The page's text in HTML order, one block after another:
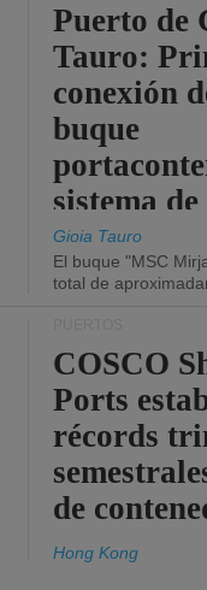
Puerto de
Tauro:
conexión
buque
sistema
la red
Gioia Tauro
El buque "MSC
total de
COSCO
Ports
récords
de
Hong Kong